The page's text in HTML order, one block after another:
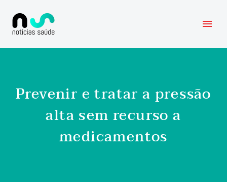
Prevenir e tratar a pressão
alta sem recurso a
medicamentos